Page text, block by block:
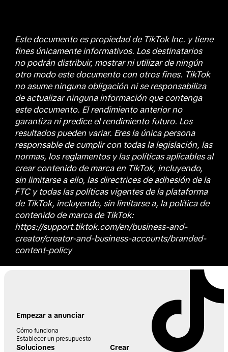
Este documento es propiedad de TikTok Inc. y tiene
fines únicamente informativos. Los destinatarios
no podrán distribuir, mostrar ni utilizar de ningún
otro modo este documento con otros fines. TikTok
no asume ninguna obligación ni se responsabiliza
de actualizar ninguna información que contenga
este documento. El rendimiento anterior no
garantiza ni predice el rendimiento futuro. Los
resultados pueden variar. Eres la única persona
responsable de cumplir con todas la legislación, las
normas, los reglamentos y las políticas aplicables al
crear contenido de marca en TikTok, incluyendo,
sin limitarse a ello, las directrices de adhesión de la
FTC y todas las políticas vigentes de la plataforma
de TikTok, incluyendo, sin limitarse a, la política de
contenido de marca de TikTok:
https://support.tiktok.com/en/business-and-
creator/creator-and-business-accounts/branded-
content-policy
Empezar a anunciar
Cómo funciona
Establecer un presupuesto
Soluciones Crear